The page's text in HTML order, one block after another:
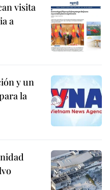
visita
a
y un
la